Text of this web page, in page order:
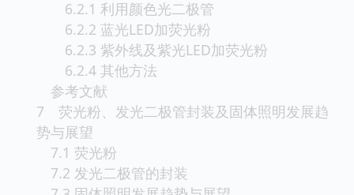
6.2.1 利用颜色光二极管
6.2.2 蓝光LED加荧光粉
6.2.3 紫外线及紫光LED加荧光粉
6.2.4 其他方法
参考文献
7 荧光粉、发光二极管封装及固体照明发展趋
势与展望
7.1 荧光粉
7.2 发光二极管的封装